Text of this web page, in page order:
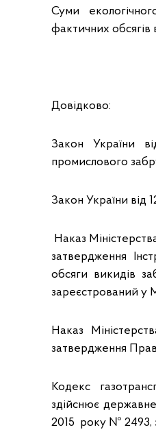
Суми
фактичних
Довідково:
Закон України
промислового
Закон України від
Наказ
затвердження
обсяги викидів
зареєстрований у
Наказ
затвердження
Кодекс
здійснює
2015 року № 2493,